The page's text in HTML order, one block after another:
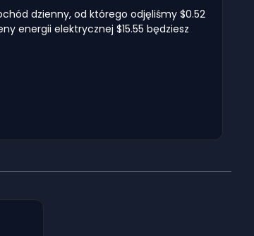
dzienny, od którego odjęliśmy $0.52
energii elektrycznej $15.55 będziesz